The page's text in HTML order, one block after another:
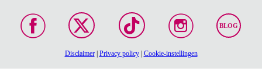
BLOG
Disclaimer| Privacy policy| Cookie-instellingen